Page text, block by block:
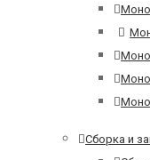
Сборка и